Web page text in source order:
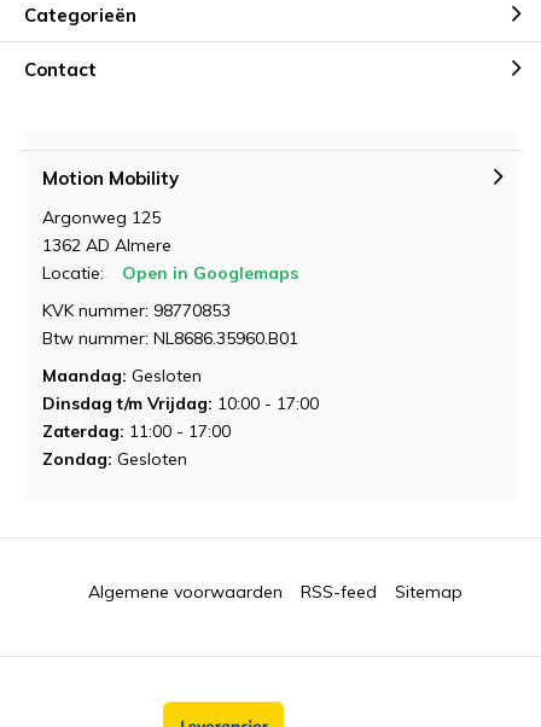
Categorieën
Contact
Motion Mobility
Argonweg 125
1362 AD Almere
Locatie:
Open in Googlemaps
KVK nummer: 98770853
Btw nummer: NL8686.35960.B01
Maandag: Gesloten
Dinsdag t/m Vrijdag: 10:00 - 17:00
Zaterdag: 11:00 - 17:00
Zondag: Gesloten
Algemene voorwaarden RSS-feed Sitemap